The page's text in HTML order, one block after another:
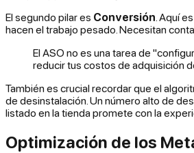
El segundo pilar es Conversión . Aquí
hacen el trabajo pesado. Necesitan
El ASO no es una tarea de
reducir tus costos de adquisición
También es crucial recordar que el
de desinstalación. Un número alto de
listado en la tienda promete con la
Optimización de los